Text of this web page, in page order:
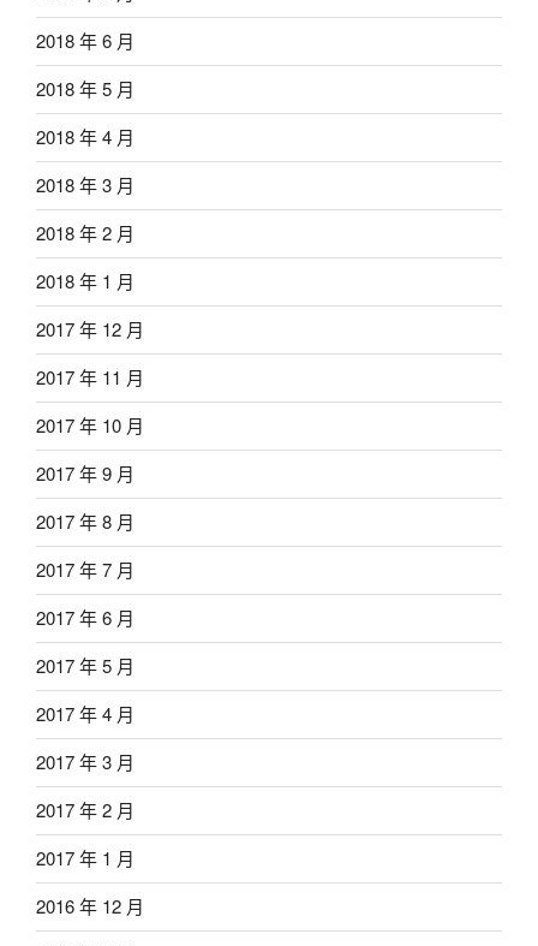
2018 年 6 月
2018 年 5 月
2018 年 4 月
2018 年 3 月
2018 年 2 月
2018 年 1 月
2017 年 12 月
2017 年 11 月
2017 年 10 月
2017 年 9 月
2017 年 8 月
2017 年 7 月
2017 年 6 月
2017 年 5 月
2017 年 4 月
2017 年 3 月
2017 年 2 月
2017 年 1 月
2016 年 12 月